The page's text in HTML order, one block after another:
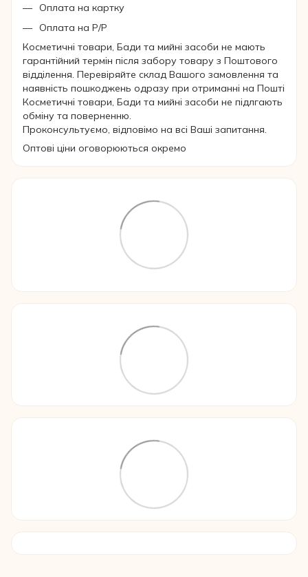
Оплата на картку
Оплата на Р/Р
Косметичні товари, Бади та мийні засоби не мають
гарантійний термін після забору товару з Поштового
відділення. Перевіряйте склад Вашого замовлення та
наявність пошкоджень одразу при отриманні на Пошті
Косметичні товари, Бади та мийні засоби не підлгають
обміну та поверненню.
Проконсультуємо, відповімо на всі Ваші запитання.
Оптові ціни оговорюються окремо